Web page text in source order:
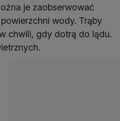
je zaobserwować
wody. Trąby
chwili, gdy dotrą do lądu.